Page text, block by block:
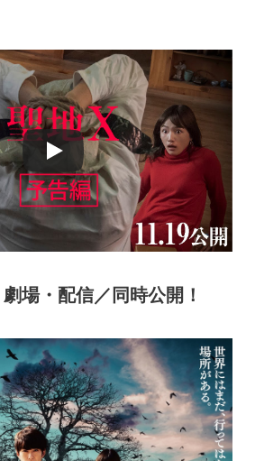
場・配信／同時公開！